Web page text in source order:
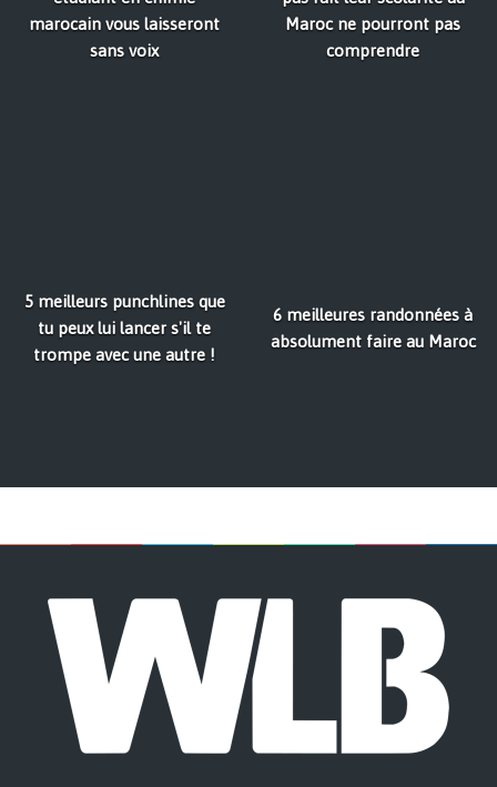
marocain vous laisseront
sans voix
Maroc ne pourront pas
comprendre
5 meilleurs punchlines que
tu peux lui lancer s'il te
trompe avec une autre !
6 meilleures randonnées à
absolument faire au Maroc